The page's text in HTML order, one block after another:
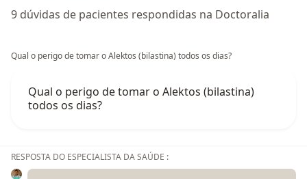
9 dúvidas de pacientes respondidas na Doctoralia
Qual o perigo de tomar o Alektos (bilastina) todos os dias?
Qual o perigo de tomar o Alektos (bilastina)
todos os dias?
RESPOSTA DO ESPECIALISTA DA SAÚDE :